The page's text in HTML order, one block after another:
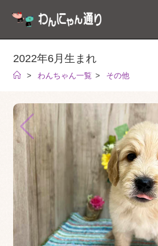
2022年6月生まれ
> わんちゃん一覧 > その他